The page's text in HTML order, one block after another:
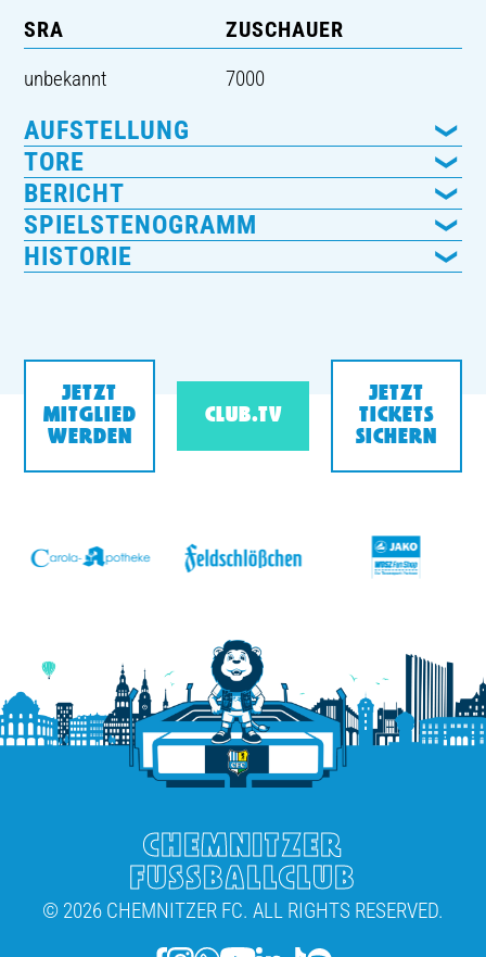
SRA
unbekannt
ZUSCHAUER
7000
AUFSTELLUNG
TORE
BERICHT
SPIELSTENOGRAMM
HISTORIE
JETZT
MITGLIED
WERDEN
CLUB.TV
JETZT
TICKETS
SICHERN
CHEMNITZER
FUSSBALLCLUB
© 2026 CHEMNITZER FC. ALL RIGHTS RESERVED.